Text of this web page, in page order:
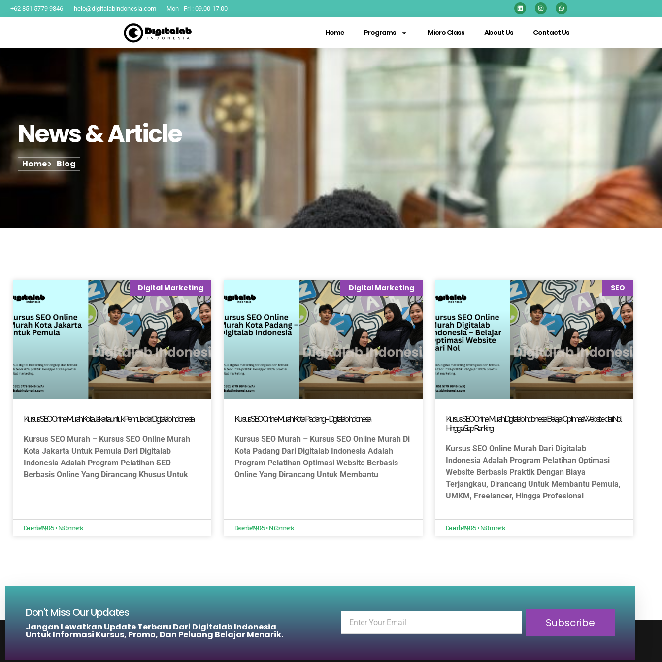
+62 851 5779 9846 helo@digitalabindonesia.com Mon - Fri : 09.00-17.00
Home Programs Micro Class About Us Contact Us
News & Article
Home Blog
Digital Marketing
Kursus SEO Online Murah Kota Jakarta untuk Pemula dari Digitalab Indonesia
Kursus SEO Murah – Kursus SEO Online Murah
Kota Jakarta Untuk Pemula Dari Digitalab
Indonesia Adalah Program Pelatihan SEO
Berbasis Online Yang Dirancang Khusus Untuk
December 19, 2025 No Comments
Digital Marketing
Kursus SEO Online Murah Kota Padang – Digitalab Indonesia
Kursus SEO Murah – Kursus SEO Online Murah Di
Kota Padang Dari Digitalab Indonesia Adalah
Program Pelatihan Optimasi Website Berbasis
Online Yang Dirancang Untuk Membantu
December 19, 2025 No Comments
SEO
Kursus SEO Online Murah Digitalab Indonesia: Belajar Optimasi Website dari Nol
Hingga Siap Ranking
Kursus SEO Online Murah Dari Digitalab
Indonesia Adalah Program Pelatihan Optimasi
Website Berbasis Praktik Dengan Biaya
Terjangkau, Dirancang Untuk Membantu Pemula,
UMKM, Freelancer, Hingga Profesional
December 19, 2025 No Comments
Don't Miss Our Updates
Jangan Lewatkan Update Terbaru Dari Digitalab Indonesia
Untuk Informasi Kursus, Promo, Dan Peluang Belajar Menarik.
Subscribe